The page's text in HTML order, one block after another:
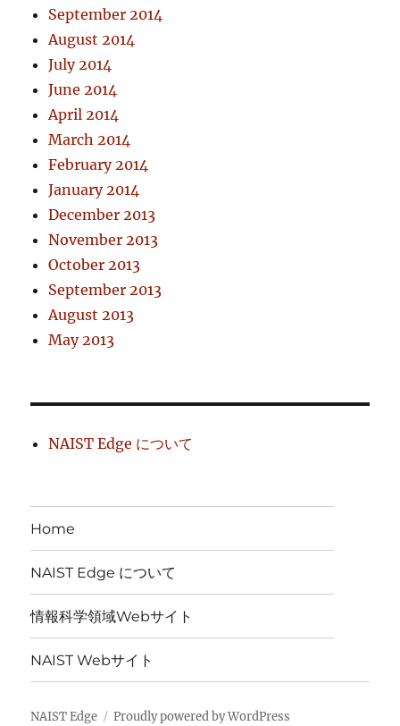
September 2014
August 2014
July 2014
June 2014
April 2014
March 2014
February 2014
January 2014
December 2013
November 2013
October 2013
September 2013
August 2013
May 2013
NAIST Edge について
Home
NAIST Edge について
情報科学領域Webサイト
NAIST Webサイト
NAIST Edge Proudly powered by WordPress